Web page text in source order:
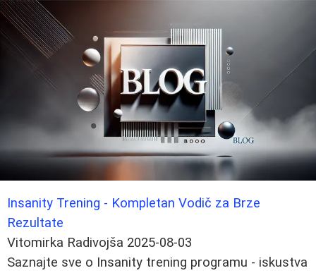
Insanity Trening - Kompletan Vodič za Brze
Rezultate
Vitomirka Radivojša 2025-08-03
Saznajte sve o Insanity trening programu - iskustva